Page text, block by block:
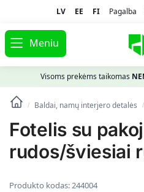
LV EE FI Pagalba
Meniu
Visoms prekėms taikomas
/ Baldai, namų interjero detalės /
Fotelis su
rudos/šviesiai
Produkto kodas:244004